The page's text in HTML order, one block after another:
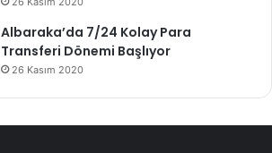
Albaraka’da 7/24 Kolay Para
Transferi Dönemi Başlıyor
26 Kasım 2020